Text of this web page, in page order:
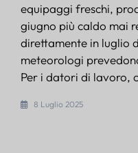
equipaggi freschi,
giugno più caldo mai
direttamente in luglio
meteorologi
Per i datori di lavoro,
8 Luglio 2025